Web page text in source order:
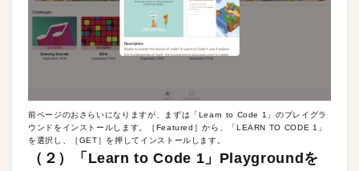
前ページのおさらいになりますが、まずは「Learn to Code 1」のプレイグラ
ウンドをインストールします。［Featured］から、「LEARN TO CODE 1」
を選択し、［GET］を押してインストールします。
（２）「Learn to Code 1」Playgroundを